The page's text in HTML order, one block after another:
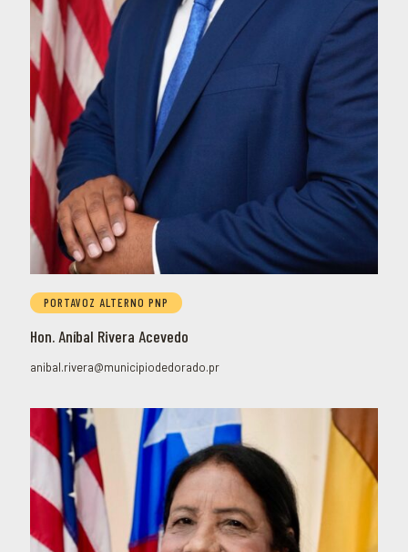
PORTAVOZ ALTERNO PNP
Hon. Aníbal Rivera Acevedo
anibal.rivera@municipiodedorado.pr